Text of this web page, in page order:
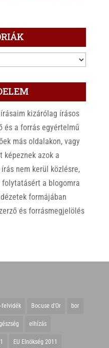
kizárólag írásos
és a forrás egyértelmű
más oldalakon, vagy
képeznek azok a
nem kerül közlésre,
a blogomra
formájában
és forrásmegjelölés
felvidék Bocuse d'Or bor
elhízás
EU Elnökség 2011